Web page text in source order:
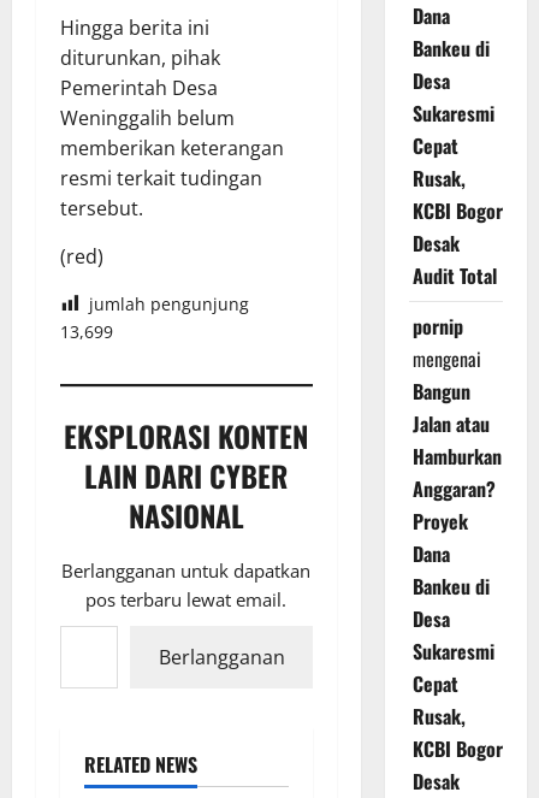
Hingga berita ini
diturunkan, pihak
Pemerintah Desa
Weninggalih belum
memberikan keterangan
resmi terkait tudingan
tersebut.
(red)
jumlah pengunjung
13,699
EKSPLORASI KONTEN
LAIN DARI CYBER
NASIONAL
Berlangganan untuk dapatkan
pos terbaru lewat email.
Ketikkan email Anda...
Berlangganan
RELATED NEWS
Dana
Bankeu di
Desa
Sukaresmi
Cepat
Rusak,
KCBI Bogor
Desak
Audit Total
pornip
mengenai
Bangun
Jalan atau
Hamburkan
Anggaran?
Proyek
Dana
Bankeu di
Desa
Sukaresmi
Cepat
Rusak,
KCBI Bogor
Desak